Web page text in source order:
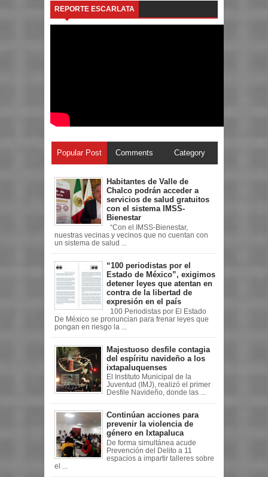
REPORTE ESCARLATA
Popular Post Comments Category
Habitantes de Valle de
Chalco podrán acceder a
servicios de salud gratuitos
con el sistema IMSS-
Bienestar
“Con el IMSS-Bienestar,
nuestras vecinas y vecinos que no cuentan con
un sistema de salud ...
“100 periodistas por el
Estado de México”, exigimos
detener leyes que atentan en
contra de la libertad de
expresión en el país
100 Periodistas por El Estado
De México se pronuncian para frenar leyes que
pongan en riesgo la ...
Majestuoso desfile contagia
del espíritu navideño a los
ixtapaluquenses
El Instituto Municipal de la
Juventud (IMJ), realizó el primer
Desfile Navideño, donde las ...
Continúan acciones para
prevenir la violencia de
género en Ixtapaluca
De forma simultánea acude
Prevención del Delito a 11
espacios a impartir talleres sobre
el ...